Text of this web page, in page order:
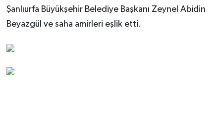
Şanlıurfa Büyükşehir Belediye Başkanı Zeynel Abidin
Beyazgül ve saha amirleri eşlik etti.